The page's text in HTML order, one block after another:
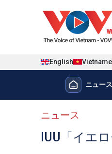
English
Menu trang ニュース
menu phụ tiếng
ニュース
IUU「イエ